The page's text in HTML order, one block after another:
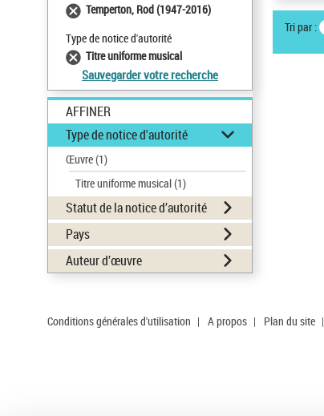
Temperton, Rod (1947-2016)
Type de notice d'autorité
Titre uniforme musical
Sauvegarder votre recherche
AFFINER
Type de notice d'autorité
Œuvre(1)
Titre uniforme musical(1)
Statut de la notice d’autorité
Pays
Auteur d’œuvre
Tri par :
Conditions générales d'utilisation | A propos | Plan du site |